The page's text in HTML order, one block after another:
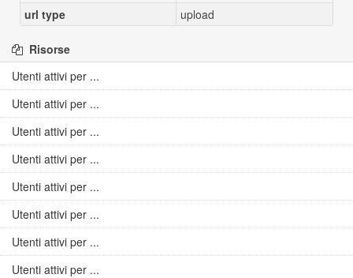
url type
upload
Risorse
Utenti attivi per ...
Utenti attivi per ...
Utenti attivi per ...
Utenti attivi per ...
Utenti attivi per ...
Utenti attivi per ...
Utenti attivi per ...
Utenti attivi per ...